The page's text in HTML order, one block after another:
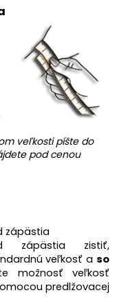
veľkosti píšte do
pod cenou
zápästia
zápästia zistiť,
veľkosť a so
možnosť veľkosť
predlžovacej